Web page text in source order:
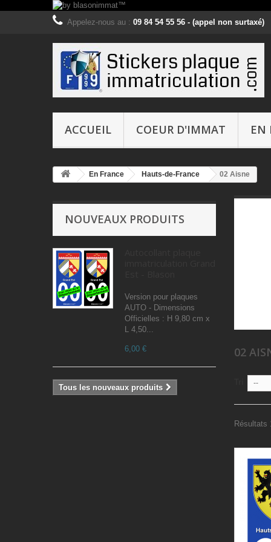
Appelez-nous au : 09 84 54 55 56 - (appel non surtaxé)
ACCUEIL COEUR D'IMMAT EN
En France Hauts-de-France 02 Aisne
NOUVEAUX PRODUITS
Version pour plaques
AUTO - Dimensions
Officielles : H 9,80 cm x
L 4,50...
6,00 €
Tous les nouveaux produits
02
--
Résultats